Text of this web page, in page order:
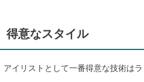
得意なスタイル
アイリストとして一番得意な技術は